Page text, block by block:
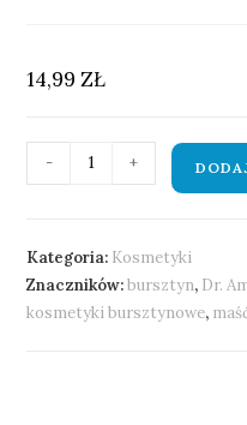
14,99ZŁ
- +
Kategoria: Kosmetyki
Znaczników:bursztyn, Dr.
kosmetyki bursztynowe,